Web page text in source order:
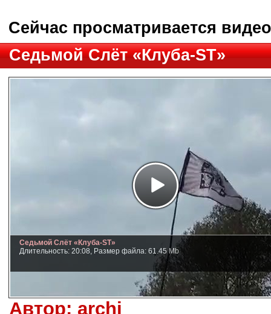
Сейчас просматривается
Седьмой Слёт «Клуба-ST»
Седьмой Слёт «Клуба-ST»
Длительность: 20:08, Размер файла: 61.45 Mb
Автор: archi